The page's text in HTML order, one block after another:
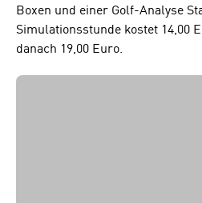
Boxen und einer Golf-Analyse
Simulationsstunde kostet 14,00
danach 19,00 Euro.